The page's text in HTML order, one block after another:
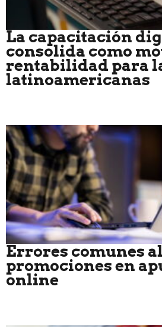
La capacitación
consolida como
rentabilidad para
latinoamericanas
Errores comunes
promociones en
online